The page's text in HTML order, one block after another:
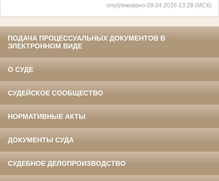
опубликовано 09.04.2026 13:28 (МСК)
ПОДАЧА ПРОЦЕССУАЛЬНЫХ ДОКУМЕНТОВ В
ЭЛЕКТРОННОМ ВИДЕ
О СУДЕ
СУДЕЙСКОЕ СООБЩЕСТВО
НОРМАТИВНЫЕ АКТЫ
ДОКУМЕНТЫ СУДА
СУДЕБНОЕ ДЕЛОПРОИЗВОДСТВО